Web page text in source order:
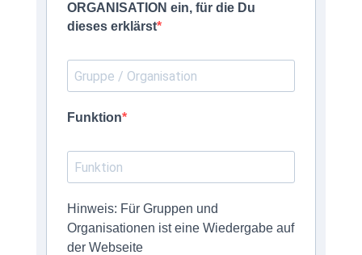
ORGANISATION ein, für die Du
dieses erklärst
Funktion
Hinweis: Für Gruppen und
Organisationen ist eine Wiedergabe auf
der Webseite